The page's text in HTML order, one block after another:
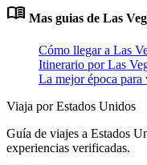
menu_book Mas guias de Las
Cómo llegar a Las
Itinerario por Las
La mejor época para
Viaja por Estados Unidos
Guía de viajes a Estados
experiencias verificadas.